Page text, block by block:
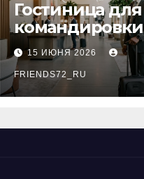
Гостиница для
основные
критерии
15 ИЮНЯ 2026
FRIENDS72_RU